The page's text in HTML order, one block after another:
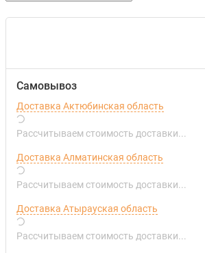
Самовывоз
Доставка Актюбинская область
Рассчитываем стоимость доставки...
Доставка Алматинская область
Рассчитываем стоимость доставки...
Доставка Атырауская область
Рассчитываем стоимость доставки...